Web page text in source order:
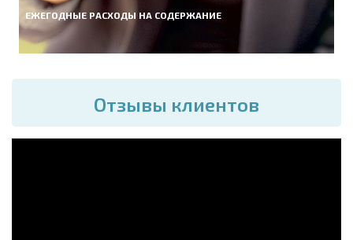
ЕЖЕГОДНЫЕ РАСХОДЫ НА СОДЕРЖАНИЕ
Отзывы клиентов